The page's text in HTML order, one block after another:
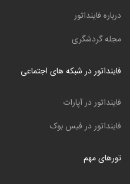
درباره فاینداتور
مجله گردشگری
فاینداتور در شبکه های اجتماعی
فاینداتور در آپارات
فاینداتور در فیس بوک
تورهای مهم